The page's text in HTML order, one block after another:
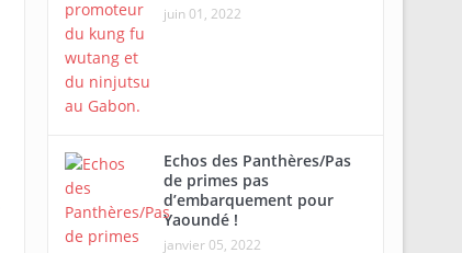
juin 01, 2022
Echos des Panthères/Pas
de primes pas
d’embarquement pour
Yaoundé !
janvier 05, 2022